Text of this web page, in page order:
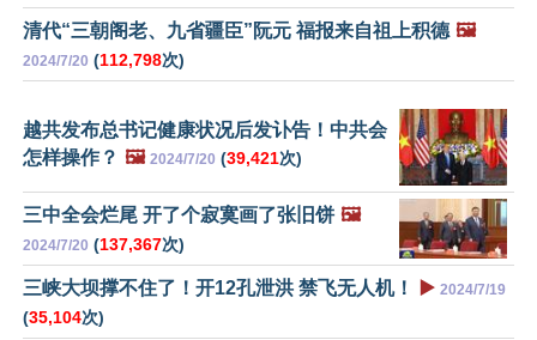
清代“三朝阁老、九省疆臣”阮元 福报来自祖上积德 🖼️
2024/7/20 (112,798次)
越共发布总书记健康状况后发讣告！中共会
怎样操作？ 🖼️ 2024/7/20 (39,421次)
三中全会烂尾 开了个寂寞画了张旧饼 🖼️
2024/7/20 (137,367次)
三峡大坝撑不住了！开12孔泄洪 禁飞无人机！ ▶️ 2024/7/19
(35,104次)